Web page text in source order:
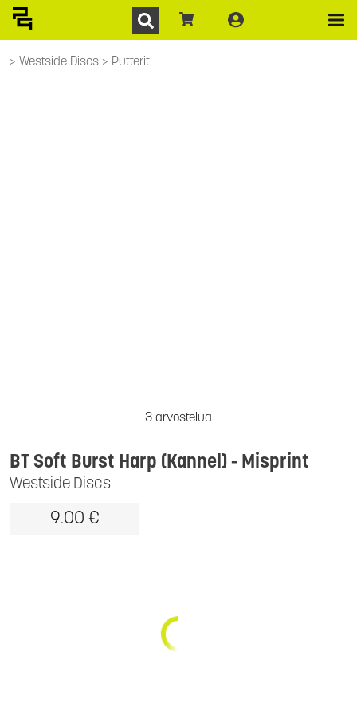
Westside Discs Putterit
3 arvostelua
Westside Discs
BT Soft Burst Harp (Kannel) - Misprint
9.00 €